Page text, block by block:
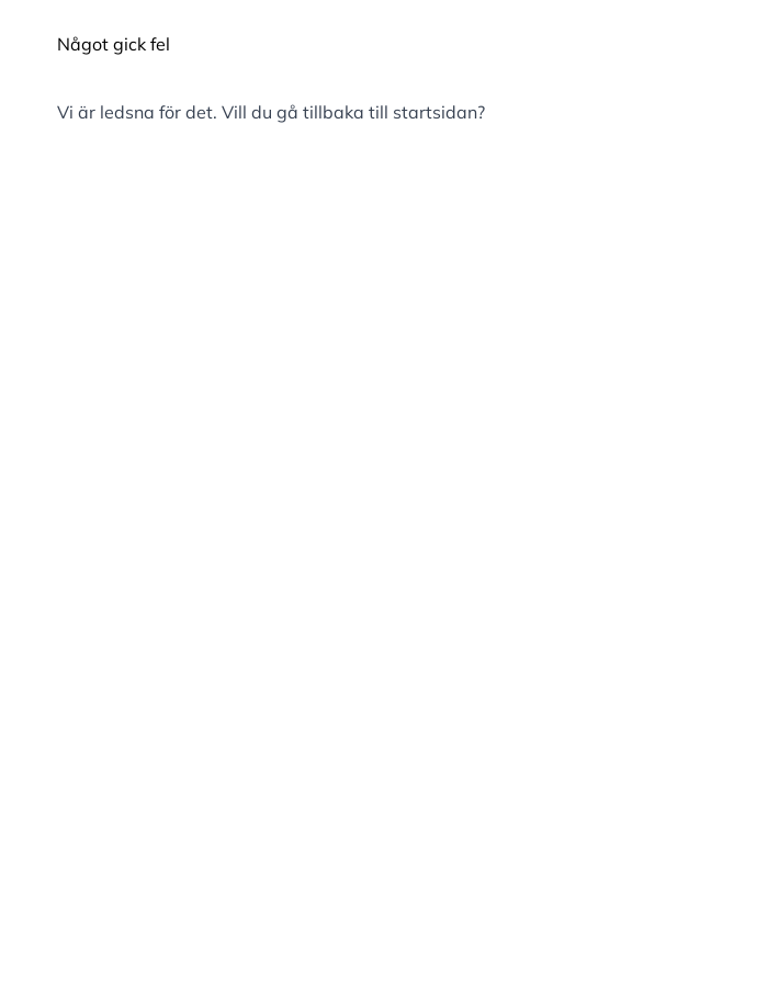
Något gick fel
Vi är ledsna för det. Vill du gå tillbaka till startsidan?